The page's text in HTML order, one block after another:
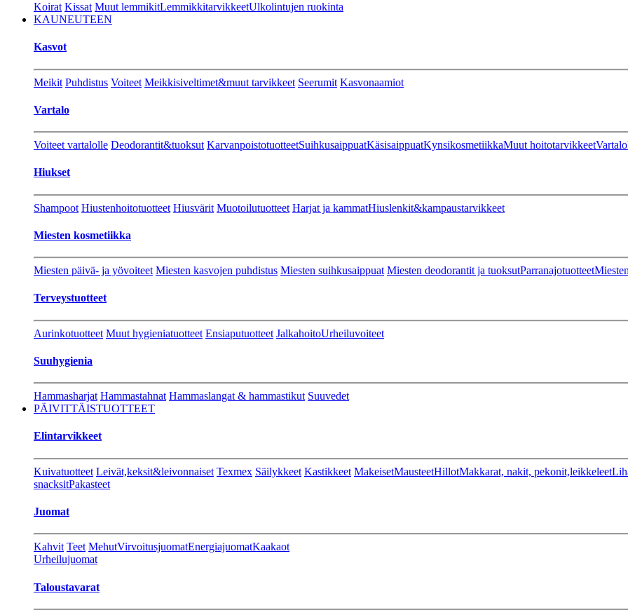
Koirat Kissat Muut lemmikitLemmikkitarvikkeetUlkolintujen ruokinta
KAUNEUTEEN
Kasvot
Meikit Puhdistus Voiteet Meikkisiveltimet&muut tarvikkeet Seerumit Kasvonaamiot
Vartalo
Voiteet vartalolle Deodorantit&tuoksut KarvanpoistotuotteetSuihkusaippuatKäsisaippuatKynsikosmetiikkaMuut hoitotarvikkeet
Hiukset
Shampoot Hiustenhoitotuotteet Hiusvärit Muotoilutuotteet Harjat ja kammatHiuslenkit&kampaustarvikkeet
Miesten kosmetiikka
Miesten päivä- ja yövoiteet Miesten kasvojen puhdistus Miesten suihkusaippuat Miesten deodorantit ja tuoksutParranajotuotteet
Terveystuotteet
Aurinkotuotteet Muut hygieniatuotteet Ensiaputuotteet JalkahoitoUrheiluvoiteet
Suuhygienia
Hammasharjat Hammastahnat Hammaslangat & hammastikut Suuvedet
PÄIVITTÄISTUOTTEET
Elintarvikkeet
Kuivatuotteet Leivät,keksit&leivonnaiset Texmex Säilykkeet Kastikkeet MakeisetMausteetHillotMakkarat, nakit, pekonit,leikkeleet
snacksitPakasteet
Juomat
Kahvit Teet MehutVirvoitusjuomatEnergiajuomatKaakaot
Urheilujuomat
Taloustavarat